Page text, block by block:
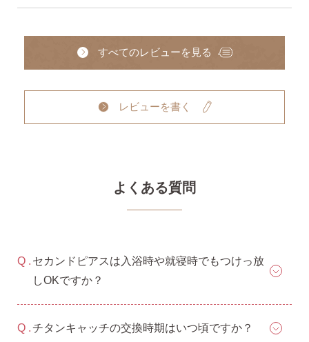
すべてのレビューを見る
レビューを書く
よくある質問
セカンドピアスは入浴時や就寝時でもつけっ放
しOKですか？
チタンキャッチの交換時期はいつ頃ですか？